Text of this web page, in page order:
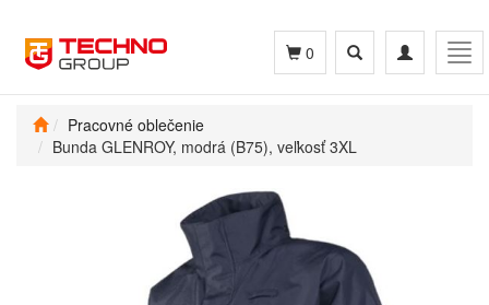
Toggle
navigation
Toggle
search
0
Pracovné oblečenie
Bunda GLENROY, modrá (B75), veľkosť 3XL